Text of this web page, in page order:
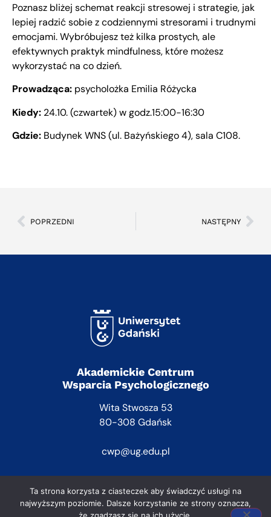
Poznasz bliżej schemat reakcji stresowej i strategie, jak
lepiej radzić sobie z codziennymi stresorami i trudnymi
emocjami. Wybróbujesz też kilka prostych, ale
efektywnych praktyk mindfulness, które możesz
wykorzystać na co dzień.
Prowadząca: psycholożka Emilia Różycka
Kiedy: 24.10. (czwartek) w godz.15:00-16:30
Gdzie: Budynek WNS (ul. Bażyńskiego 4), sala C108.
POPRZEDNI NASTĘPNY
Akademickie Centrum
Wsparcia Psychologicznego
Wita Stwosza 53
80-308 Gdańsk
cwp@ug.edu.pl
Ta strona korzysta z ciasteczek aby świadczyć usługi na
najwyższym poziomie. Dalsze korzystanie ze strony oznacza,